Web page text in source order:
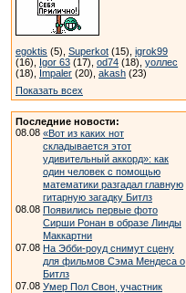
egoktis (5), Superkot (15), igrok99
(16), Igor 63 (17), od74 (18), уоллес
(18), Impaler (20), akash (23)
Показать всех
Последние новости:
08.08 «Вот из каких нот
складывается этот
удивительный аккорд»: как
один человек с помощью
математики разгадал главную
гитарную загадку Битлз
08.08 Появились первые фото
Сирши Ронан в образе Линды
Маккартни
07.08 На Эбби-роуд снимут сцену
для фильмов Сэма Мендеса о
Битлз
07.08 Умер Пол Свон, участник